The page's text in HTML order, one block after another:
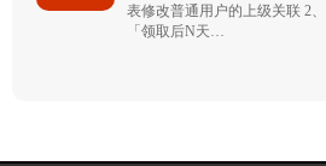
表修改普通用户的上级关联 2
「领取后N天…